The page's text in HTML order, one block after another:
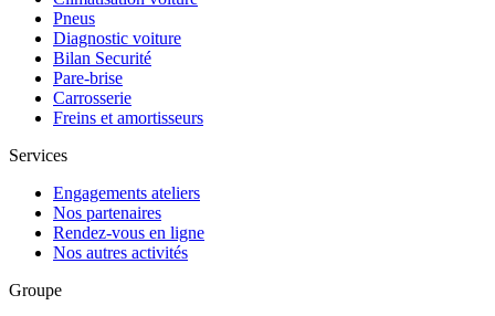
Pneus
Diagnostic voiture
Bilan Securité
Pare-brise
Carrosserie
Freins et amortisseurs
Services
Engagements ateliers
Nos partenaires
Rendez-vous en ligne
Nos autres activités
Groupe